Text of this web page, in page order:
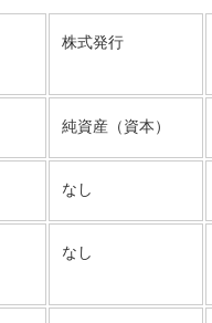
株式発行
純資産（資本）
なし
なし